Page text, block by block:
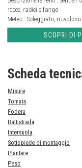
rocce, radici e fango
Meteo : Soleggiato, nuvoloso
SCOPRI DI
Scheda
Misure
Tomaia
Fodera
Battistrada
Intersuola
Sottopiede di montaggio
Plantare
Peso